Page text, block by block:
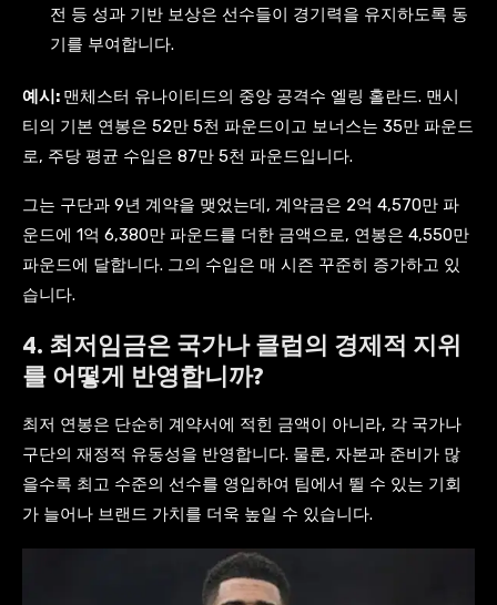
전 등 성과 기반 보상은 선수들이 경기력을 유지하도록 동
기를 부여합니다.
예시: 맨체스터 유나이티드의 중앙 공격수 엘링 홀란드. 맨시
티의 기본 연봉은 52만 5천 파운드이고 보너스는 35만 파운드
로, 주당 평균 수입은 87만 5천 파운드입니다.
그는 구단과 9년 계약을 맺었는데, 계약금은 2억 4,570만 파
운드에 1억 6,380만 파운드를 더한 금액으로, 연봉은 4,550만
파운드에 달합니다. 그의 수입은 매 시즌 꾸준히 증가하고 있
습니다.
4. 최저임금은 국가나 클럽의 경제적 지위
를 어떻게 반영합니까?
최저 연봉은 단순히 계약서에 적힌 금액이 아니라, 각 국가나
구단의 재정적 유동성을 반영합니다. 물론, 자본과 준비가 많
을수록 최고 수준의 선수를 영입하여 팀에서 뛸 수 있는 기회
가 늘어나 브랜드 가치를 더욱 높일 수 있습니다.